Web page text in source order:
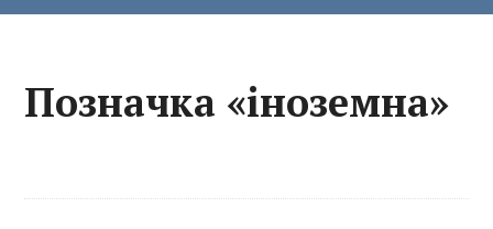
Позначка «іноземна»